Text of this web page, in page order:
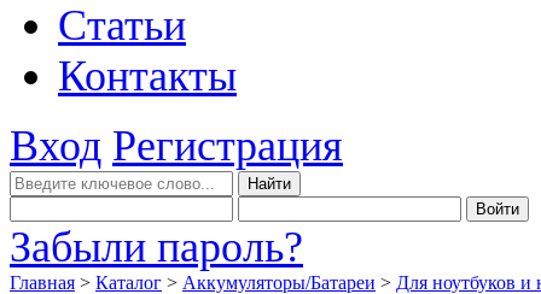
Статьи
Контакты
Вход Регистрация
Забыли пароль?
Главная > Каталог > Аккумуляторы/Батареи > Для ноутбуков и